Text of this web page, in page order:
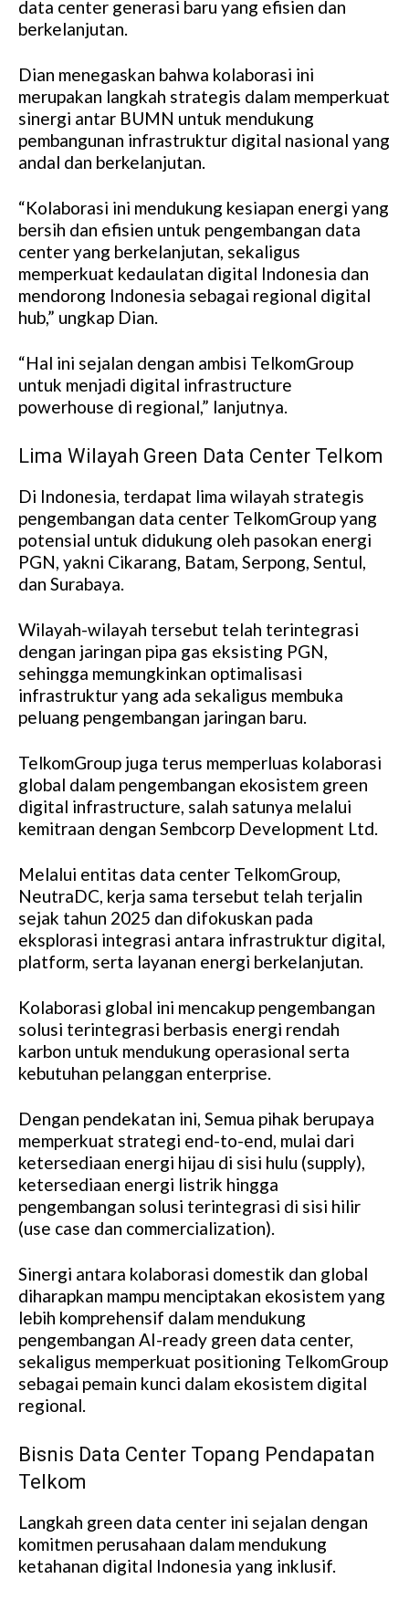
data center generasi baru yang efisien dan
berkelanjutan.
Dian menegaskan bahwa kolaborasi ini
merupakan langkah strategis dalam memperkuat
sinergi antar BUMN untuk mendukung
pembangunan infrastruktur digital nasional yang
andal dan berkelanjutan.
“Kolaborasi ini mendukung kesiapan energi yang
bersih dan efisien untuk pengembangan data
center yang berkelanjutan, sekaligus
memperkuat kedaulatan digital Indonesia dan
mendorong Indonesia sebagai regional digital
hub,” ungkap Dian.
“Hal ini sejalan dengan ambisi TelkomGroup
untuk menjadi digital infrastructure
powerhouse di regional,” lanjutnya.
Lima Wilayah Green Data Center Telkom
Di Indonesia, terdapat lima wilayah strategis
pengembangan data center TelkomGroup yang
potensial untuk didukung oleh pasokan energi
PGN, yakni Cikarang, Batam, Serpong, Sentul,
dan Surabaya.
Wilayah-wilayah tersebut telah terintegrasi
dengan jaringan pipa gas eksisting PGN,
sehingga memungkinkan optimalisasi
infrastruktur yang ada sekaligus membuka
peluang pengembangan jaringan baru.
TelkomGroup juga terus memperluas kolaborasi
global dalam pengembangan ekosistem green
digital infrastructure, salah satunya melalui
kemitraan dengan Sembcorp Development Ltd.
Melalui entitas data center TelkomGroup,
NeutraDC, kerja sama tersebut telah terjalin
sejak tahun 2025 dan difokuskan pada
eksplorasi integrasi antara infrastruktur digital,
platform, serta layanan energi berkelanjutan.
Kolaborasi global ini mencakup pengembangan
solusi terintegrasi berbasis energi rendah
karbon untuk mendukung operasional serta
kebutuhan pelanggan enterprise.
Dengan pendekatan ini, Semua pihak berupaya
memperkuat strategi end-to-end, mulai dari
ketersediaan energi hijau di sisi hulu (supply),
ketersediaan energi listrik hingga
pengembangan solusi terintegrasi di sisi hilir
(use case dan commercialization).
Sinergi antara kolaborasi domestik dan global
diharapkan mampu menciptakan ekosistem yang
lebih komprehensif dalam mendukung
pengembangan AI-ready green data center,
sekaligus memperkuat positioning TelkomGroup
sebagai pemain kunci dalam ekosistem digital
regional.
Bisnis Data Center Topang Pendapatan
Telkom
Langkah green data center ini sejalan dengan
komitmen perusahaan dalam mendukung
ketahanan digital Indonesia yang inklusif.